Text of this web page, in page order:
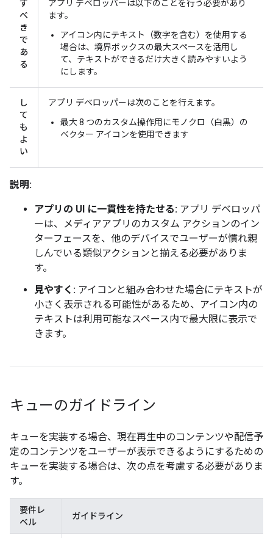
す
べ
き
で
あ
る
アプリ デベロッパーは以下のことを行う必要があり
ます。
アイコン内にテキスト（数字を含む）を使用する
場合は、境界ボックスの最大スペースを活用し
て、テキストができるだけ大きく読みやすいよう
にします。
し
て
も
よ
い
アプリ デベロッパーは次のことを行えます。
最大 8 つのカスタム操作用にモノクロ（白黒）の
ベクター アイコンを使用できます
説明:
アプリの UI に一貫性を持たせる: アプリ デベロッパ
ーは、メディアアプリのカスタム アクションのイン
ターフェースを、他のデバイスでユーザーが慣れ親
しんでいる類似アクションと揃える必要がありま
す。
見やすく: アイコンと組み合わせた場合にテキストが
小さく表示される可能性があるため、アイコン内の
テキストは利用可能なスペース内で最大限に表示で
きます。
キューのガイドライン
キューを実装する場合、現在再生中のコンテンツや配信予
定のコンテンツをユーザーが表示できるようにするための
キューを実装する場合は、次の点を考慮する必要がありま
す。
要件レ
ベル
ガイドライン